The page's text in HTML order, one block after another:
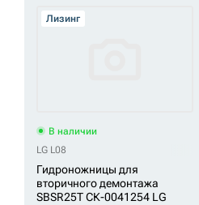
Лизинг
В наличии
LG L08
Гидроножницы для
вторичного демонтажа
SBSR25T СК-0041254 LG